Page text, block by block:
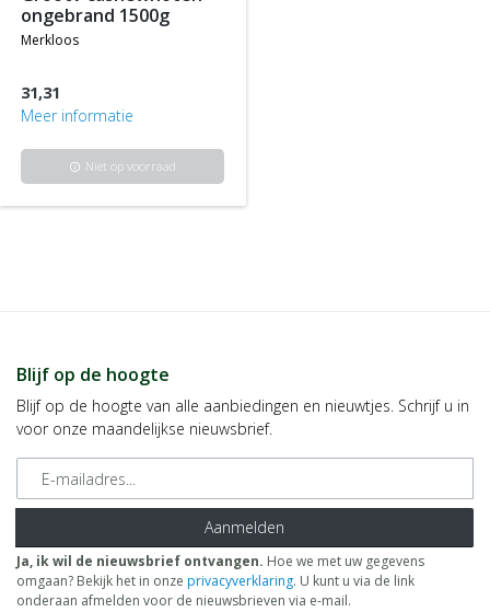
ongebrand 1500g
merkloos
31,31
Meer informatie
info Niet op voorraad
Blijf op de hoogte
Blijf op de hoogte van alle aanbiedingen en nieuwtjes. Schrijf u in
voor onze maandelijkse nieuwsbrief.
E-mailadres
Aanmelden
Ja, ik wil de nieuwsbrief ontvangen. Hoe we met uw gegevens
omgaan? Bekijk het in onze privacyverklaring. U kunt u via de link
onderaan afmelden voor de nieuwsbrieven via e-mail.